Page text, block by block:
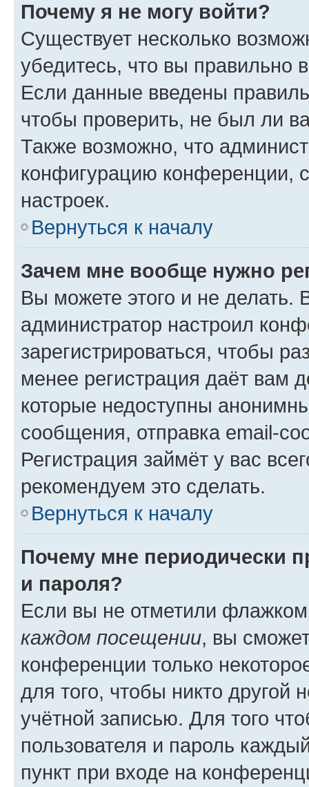
Почему я не могу войти?
Существует несколько
убедитесь, что вы правильно
Если данные введены
чтобы проверить, не был ли
Также возможно, что
конфигурацию конференции,
настроек.
Вернуться к началу
Зачем мне вообще нужно
Вы можете этого и не делать.
администратор настроил
зарегистрироваться, чтобы
менее регистрация даёт вам
которые недоступны
сообщения, отправка email-
Регистрация займёт у вас
рекомендуем это сделать.
Вернуться к началу
Почему мне периодически
и пароля?
Если вы не отметили
каждом посещении, вы
конференции только
для того, чтобы никто другой
учётной записью. Для того
пользователя и пароль
пункт при входе на